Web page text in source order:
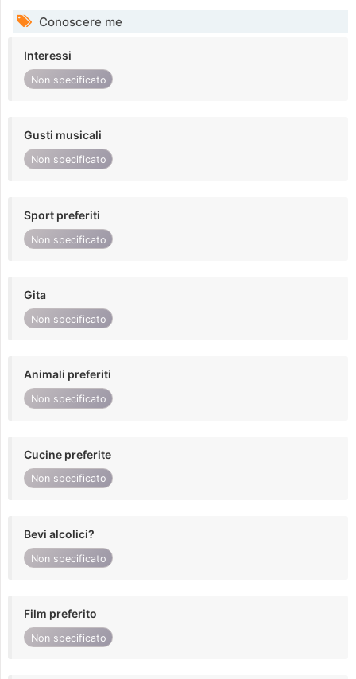
Conoscere me
Interessi
Non specificato
Gusti musicali
Non specificato
Sport preferiti
Non specificato
Gita
Non specificato
Animali preferiti
Non specificato
Cucine preferite
Non specificato
Bevi alcolici?
Non specificato
Film preferito
Non specificato